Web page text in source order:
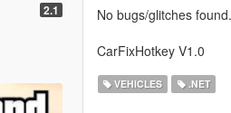
2.1
No bugs/glitches found.
CarFixHotkey V1.0
VEHICLES .NET